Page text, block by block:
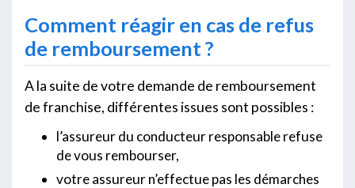
Comment réagir en cas de refus
de remboursement ?
A la suite de votre demande de remboursement
de franchise, différentes issues sont possibles :
l’assureur du conducteur responsable refuse
de vous rembourser,
votre assureur n’effectue pas les démarches